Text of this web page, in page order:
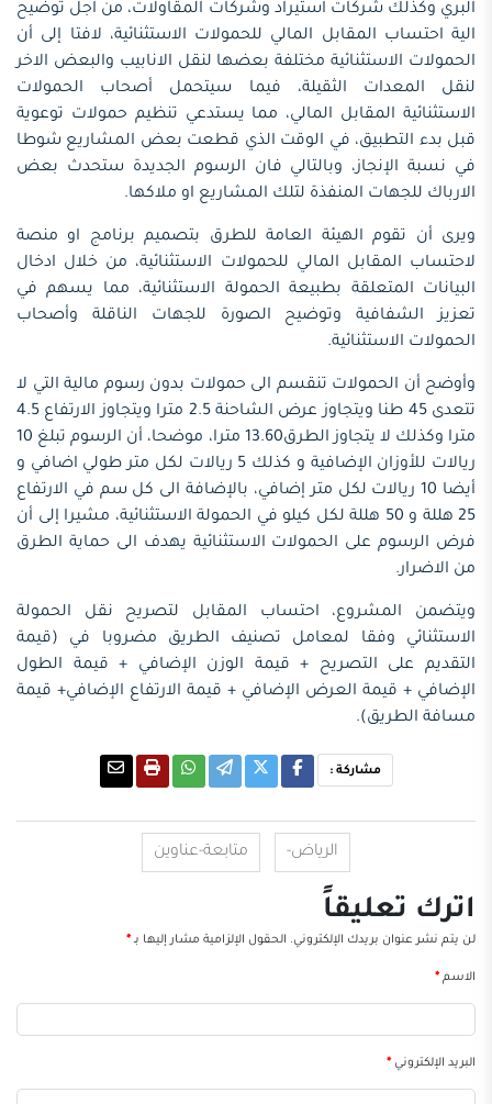
البري وكذلك شركات استيراد وشركات المقاولات، من اجل توضيح
الية احتساب المقابل المالي للحمولات الاستثنائية، لافتا إلى أن
الحمولات الاستثنائية مختلفة بعضها لنقل الانابيب والبعض الاخر
لنقل المعدات الثقيلة، فيما سيتحمل أصحاب الحمولات
الاستثنائية المقابل المالي، مما يستدعي تنظيم حمولات توعوية
قبل بدء التطبيق، في الوقت الذي قطعت بعض المشاريع شوطا
في نسبة الإنجاز، وبالتالي فان الرسوم الجديدة ستحدث بعض
الارباك للجهات المنفذة لتلك المشاريع او ملاكها.
ويرى أن تقوم الهيئة العامة للطرق بتصميم برنامج او منصة
لاحتساب المقابل المالي للحمولات الاستثنائية، من خلال ادخال
البيانات المتعلقة بطبيعة الحمولة الاستثنائية، مما يسهم في
تعزيز الشفافية وتوضيح الصورة للجهات الناقلة وأصحاب
الحمولات الاستثنائية.
وأوضح أن الحمولات تنقسم الى حمولات بدون رسوم مالية التي لا
تتعدى 45 طنا ويتجاوز عرض الشاحنة 2.5 مترا ويتجاوز الارتفاع 4.5
مترا وكذلك لا يتجاوز الطرق13.60 مترا، موضحا، أن الرسوم تبلغ 10
ريالات للأوزان الإضافية و كذلك 5 ريالات لكل متر طولي اضافي و
أيضا 10 ريالات لكل متر إضافي، بالإضافة الى كل سم في الارتفاع
25 هللة و 50 هللة لكل كيلو في الحمولة الاستثنائية، مشيرا إلى أن
فرض الرسوم على الحمولات الاستثنائية يهدف الى حماية الطرق
من الاضرار.
ويتضمن المشروع، احتساب المقابل لتصريح نقل الحمولة
الاستثنائي وفقا لمعامل تصنيف الطريق مضروبا في (قيمة
التقديم على التصريح + قيمة الوزن الإضافي + قيمة الطول
الإضافي + قيمة العرض الإضافي + قيمة الارتفاع الإضافي+ قيمة
مسافة الطريق).
مشاركة :
الرياض- متابعة-عناوين
اترك تعليقاً
لن يتم نشر عنوان بريدك الإلكتروني. الحقول الإلزامية مشار إليها بـ*
الاسم*
البريد الإلكتروني*